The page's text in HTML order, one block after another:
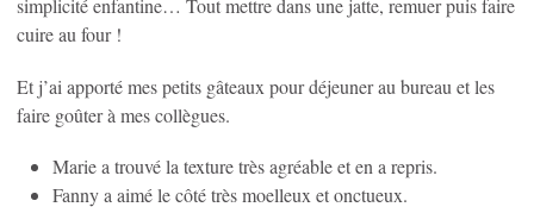
simplicité enfantine… Tout mettre dans une jatte, remuer puis faire
cuire au four !
Et j’ai apporté mes petits gâteaux pour déjeuner au bureau et les
faire goûter à mes collègues.
Marie a trouvé la texture très agréable et en a repris.
Fanny a aimé le côté très moelleux et onctueux.